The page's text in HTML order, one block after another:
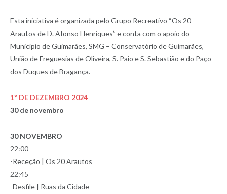
Esta iniciativa é organizada pelo Grupo Recreativo “Os 20
Arautos de D. Afonso Henriques” e conta com o apoio do
Município de Guimarães, SMG – Conservatório de Guimarães,
União de Freguesias de Oliveira, S. Paio e S. Sebastião e do Paço
dos Duques de Bragança.
1º DE DEZEMBRO 2024
30 de novembro
30 NOVEMBRO
22:00
-Receção | Os 20 Arautos
22:45
-Desfile | Ruas da Cidade